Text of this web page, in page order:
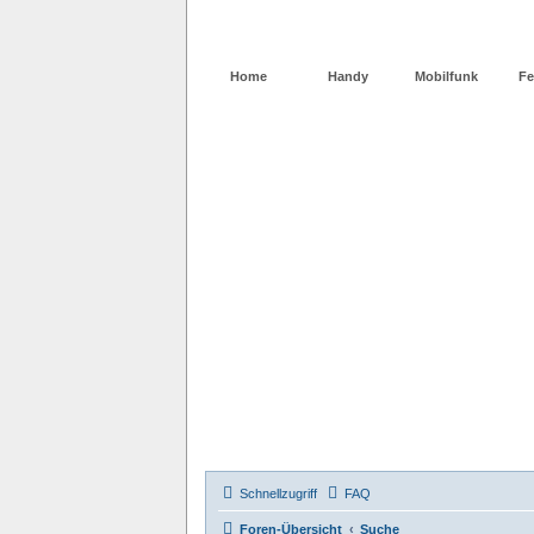
Home Handy Mobilfunk
Schnellzugriff FAQ
Foren-Übersicht Suche